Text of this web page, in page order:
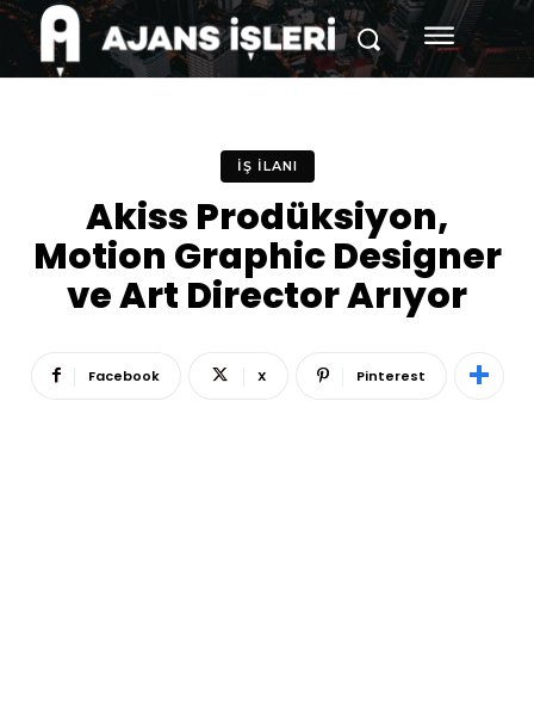
İŞ İLANI
Akiss Prodüksiyon,
Motion Graphic Designer
ve Art Director Arıyor
Facebook X Pinterest